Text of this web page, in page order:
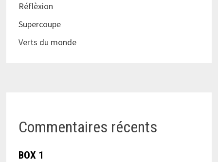
Réflèxion
Supercoupe
Verts du monde
Commentaires récents
BOX 1